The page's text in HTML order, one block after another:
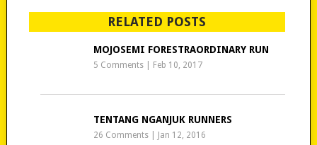
RELATED POSTS
MOJOSEMI FORESTRAORDINARY RUN
5 Comments Feb 10, 2017
TENTANG NGANJUK RUNNERS
26 Comments Jan 12, 2016